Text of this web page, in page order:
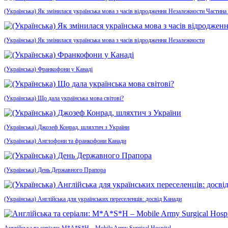
(Українська) Як змінилася українська мова з часів відродження Незалежности Частина
(Українська) Як змінилася українська мова з часів відродження Незалежности
(Українська) Франкофони у Канаді
(Українська) Що дала українська мова світові?
(Українська) Джозеф Конрад, шляхтич з України
(Українська) Англофони та франкофони Канади
(Українська) День Державного Прапора
(Українська) Англійська для українських переселенців: досвід Канади